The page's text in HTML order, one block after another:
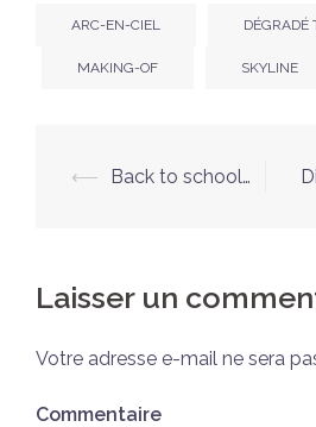
ARC-EN-CIEL DÉGRADÉ
MAKING-OF SKYLINE
Navigation
⟵ Back to school…
Laisser un
Votre adresse e-mail ne sera
Commentaire